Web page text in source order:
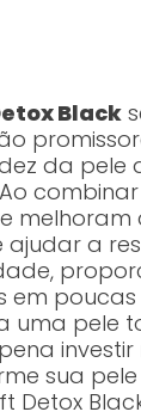
Black
da pele
ajudar a
em
uma pele
investir
sua
Detox